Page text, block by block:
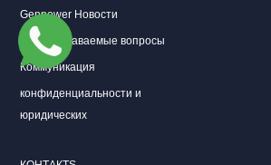
Genpower Новости
Часто задаваемые вопросы
Коммуникация
конфиденциальности и
юридических